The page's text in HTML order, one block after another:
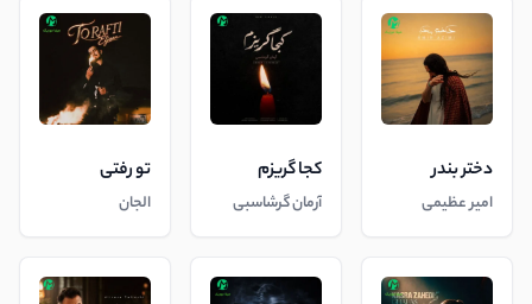
دختر بندر
امیر عظیمی
کجا گریزم
آرمان گرشاسبی
تو رفتی
الجان